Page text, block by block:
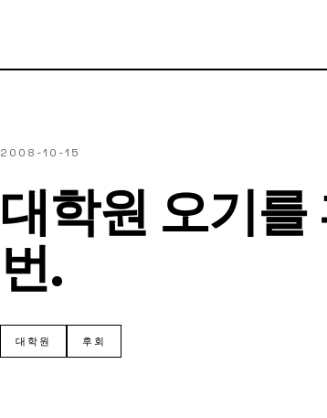
2008-10-15
대학원 오기를
번.
대학원 후회